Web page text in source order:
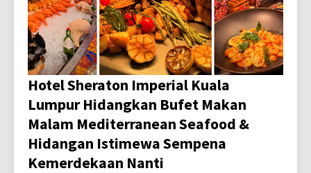
Hotel Sheraton Imperial Kuala
Lumpur Hidangkan Bufet Makan
Malam Mediterranean Seafood &
Hidangan Istimewa Sempena
Kemerdekaan Nanti